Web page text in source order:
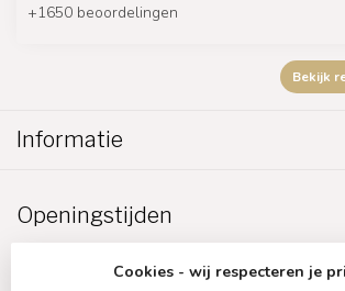
+1650 beoordelingen
Bekijk
Informatie
Openingstijden
Cookies - wij respecteren je